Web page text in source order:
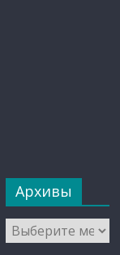
Архивы
Архивы